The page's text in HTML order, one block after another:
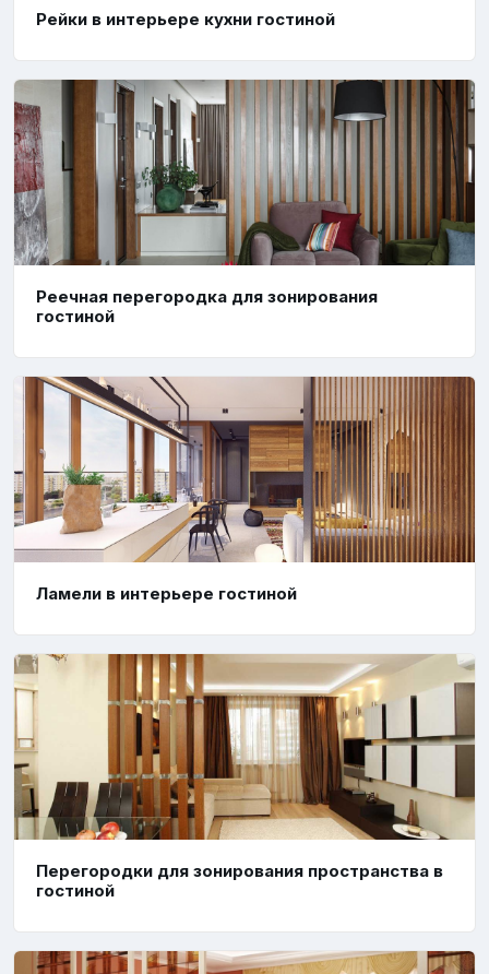
Рейки в интерьере кухни гостиной
Реечная перегородка для зонирования
гостиной
Ламели в интерьере гостиной
Перегородки для зонирования пространства в
гостиной